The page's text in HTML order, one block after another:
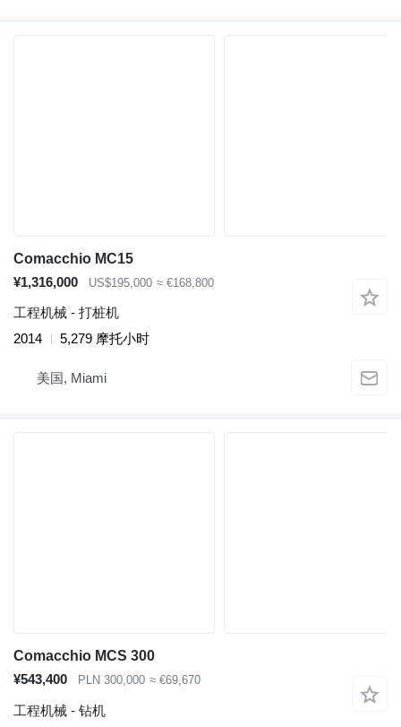
Comacchio MC15
¥1,316,000
US$195,000 ≈ €168,800
工程机械 - 打桩机
2014
5,279 摩托小时
美国, Miami
Comacchio MCS 300
¥543,400
PLN 300,000 ≈ €69,670
工程机械 - 钻机